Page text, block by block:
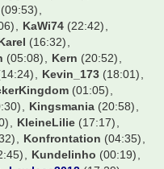
(09:53)
KaWi74 (22:42)
(16:32)
(05:08) Kern (20:52)
Kevin_173 (18:01)
(01:05)
Kingsmania (20:58)
KleineLilie (17:17)
Konfrontation (04:35)
Kundelinho (00:19)